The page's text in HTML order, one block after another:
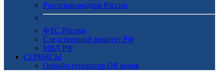
Россельхознадзор России
ФТС России
Следственный комитет РФ
МВД РФ
СЕРВИСЫ
Онлайн-генератор QR кодов